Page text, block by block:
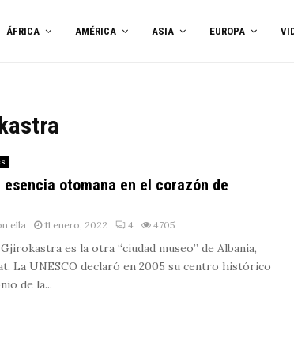
ÁFRICA AMÉRICA ASIA EUROPA
esencia otomana en el corazón de
ella 11 enero, 2022 4 4705
es la otra “ciudad museo” de Albania,
La UNESCO declaró en 2005 su centro histórico
de la...